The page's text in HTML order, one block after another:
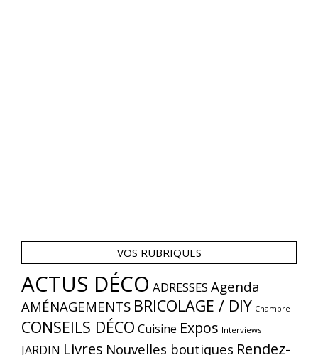
VOS RUBRIQUES
ACTUS DÉCO ADRESSES Agenda
AMÉNAGEMENTS BRICOLAGE / DIY Chambre
CONSEILS DÉCO Cuisine Expos Interviews
JARDIN Livres Nouvelles boutiques Rendez-